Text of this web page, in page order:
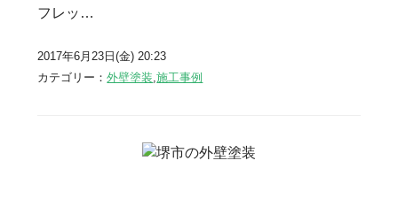
フレッ…
2017年6月23日(金) 20:23
カテゴリー：外壁塗装,施工事例